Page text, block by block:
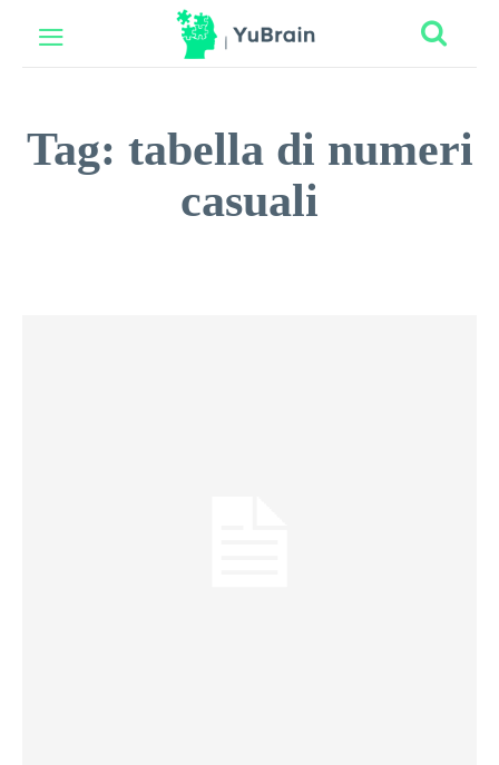
Tag: tabella di numeri
casuali